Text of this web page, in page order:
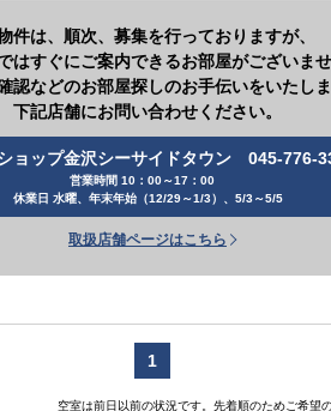
件は、順次、募集を行っておりますが、
はすぐにご案内できるお部屋がございませ
認などのお部屋探しのお手伝いをいたしま
下記店舗にお問い合わせください。
ョップ金沢シーサイドタウン 045-776-
営業時間 10：00～17：00
休業日 水曜、年末年始（12/29～1/3）、5/3～5/5
取扱店舗ページはこちら
1
空室は前日以前の状況です。先着順のためご希望